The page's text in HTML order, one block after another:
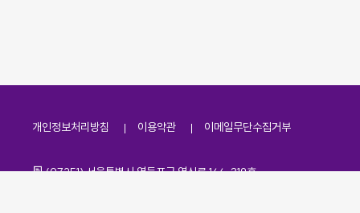
개인정보처리방침 이용약관 이메일무단수집거부
주소
(07251) 서울특별시 영등포구 영신로 166, 319호